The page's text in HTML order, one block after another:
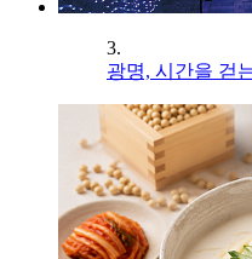
3.
광명, 시간을 걷